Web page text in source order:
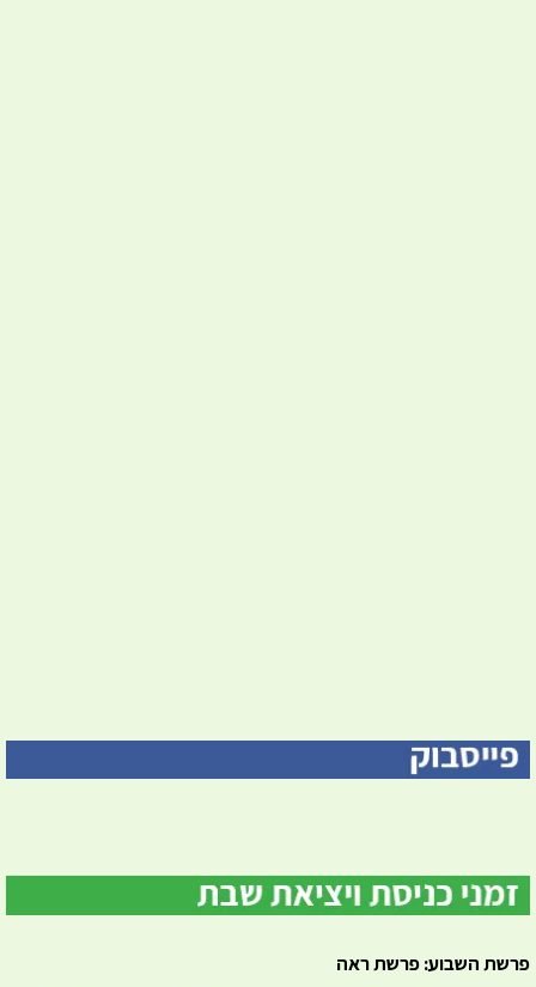
פרשת השבוע: פרשת ראה